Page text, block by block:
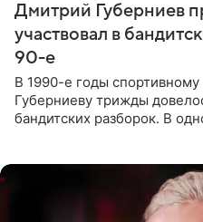
Дмитрий Губерниев
участвовал в
90-е
В 1990-е годы
Губерниеву трижды
бандитских разборок. В